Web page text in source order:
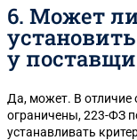
6. Может
у
Да, может. В отличие
ограничены, 223-ФЗ
устанавливать